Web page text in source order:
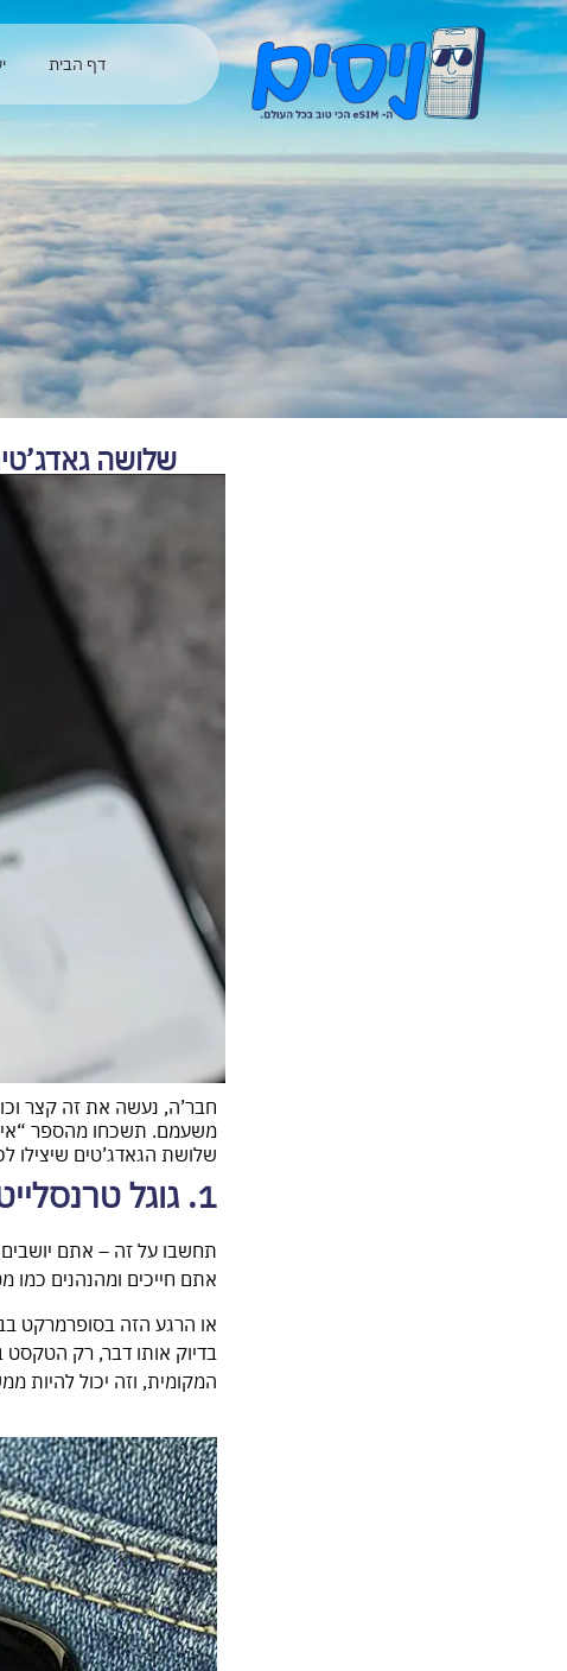
לתוכן
דף הבית
שלושה
חבר’ה, נעשה את זה קצר
שלושת הגאדג’טים
1. גוגל טרנסלייט - השליח הדיגיטלי שלכם בעולם
תחשבו על זה – אתם
אתם חייכים ומהנהנים
או הרגע הזה בסופרמרקט
בדיוק אותו דבר, רק הטקסט
המקומית, וזה יכול להיות